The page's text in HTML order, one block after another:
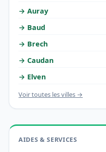
→ Auray
→ Baud
→ Brech
→ Caudan
→ Elven
Voir toutes les villes →
AIDES & SERVICES